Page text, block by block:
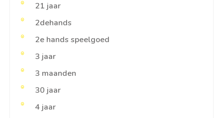
21 jaar
2dehands
2e hands speelgoed
3 jaar
3 maanden
30 jaar
4 jaar